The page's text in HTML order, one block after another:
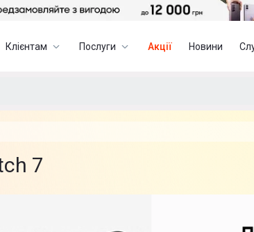
Клієнтам Послуги Акції Новини
7